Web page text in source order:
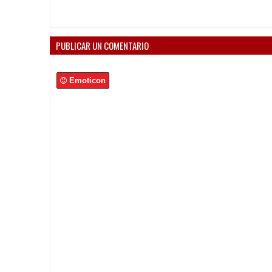
PUBLICAR UN COMENTARIO
Emoticon